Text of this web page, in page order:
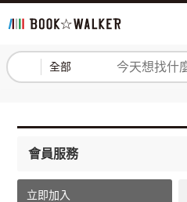
全部 登入 註冊
會員服務
立即加入